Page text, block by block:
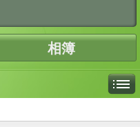
相簿